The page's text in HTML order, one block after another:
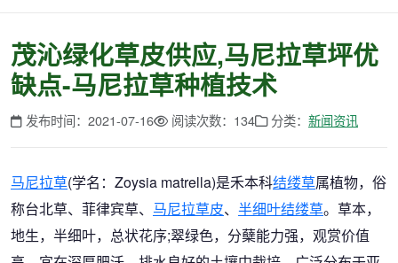
茂沁绿化草皮供应,马尼拉草坪优
缺点-马尼拉草种植技术
发布时间：2021-07-16 阅读次数：134 分类： 新闻资讯
马尼拉草(学名：Zoysia matrella)是禾本科结缕草属植物，俗
称台北草、菲律宾草、 马尼拉草皮、 半细叶结缕草。草本，
地生，半细叶，总状花序;翠绿色，分蘖能力强，观赏价值